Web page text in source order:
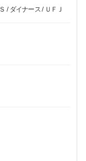
/ ダイナース / ＵＦＪ